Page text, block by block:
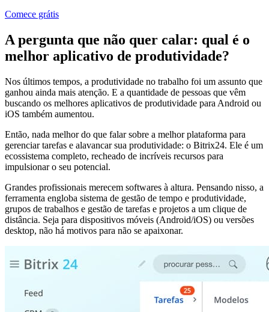
Comece grátis
A pergunta que não quer calar: qual é o
melhor aplicativo de produtividade?
Nos últimos tempos, a produtividade no trabalho foi um assunto que
ganhou ainda mais atenção. E a quantidade de pessoas que vêm
buscando os melhores aplicativos de produtividade para Android ou
iOS também aumentou.
Então, nada melhor do que falar sobre a melhor plataforma para
gerenciar tarefas e alavancar sua produtividade: o Bitrix24. Ele é um
ecossistema completo, recheado de incríveis recursos para
impulsionar o seu potencial.
Grandes profissionais merecem softwares à altura. Pensando nisso, a
ferramenta engloba sistema de gestão de tempo e produtividade,
grupos de trabalhos e gestão de tarefas e projetos a um clique de
distância. Seja para dispositivos móveis (Android/iOS) ou versões
desktop, não há motivos para não se apaixonar.